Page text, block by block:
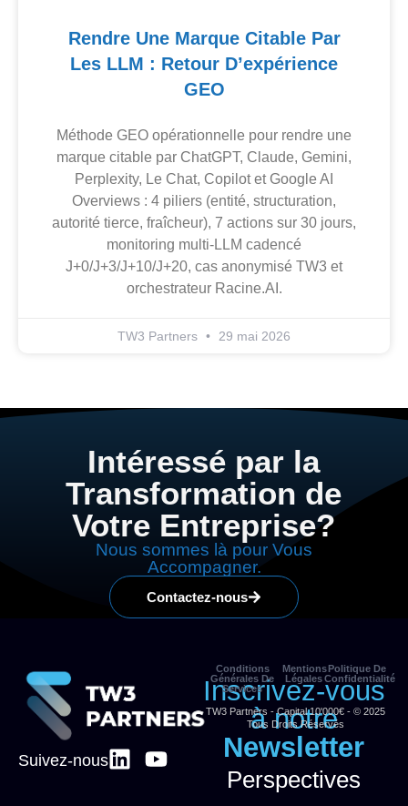
Rendre Une Marque Citable Par
Les LLM : Retour D’expérience
GEO
Méthode GEO opérationnelle pour rendre une
marque citable par ChatGPT, Claude, Gemini,
Perplexity, Le Chat, Copilot et Google AI
Overviews : 4 piliers (entité, structuration,
autorité tierce, fraîcheur), 7 actions sur 30 jours,
monitoring multi-LLM cadencé
J+0/J+3/J+10/J+20, cas anonymisé TW3 et
orchestrateur Racine.AI.
TW3 Partners 29 mai 2026
Intéressé par la
Transformation de
Votre Entreprise?
Nous sommes là pour Vous
Accompagner.
Contactez-nous
Suivez-nous
Inscrivez-vous
à notre
Newsletter
Perspectives
Conditions
Générales De
Services
Mentions
Légales
Politique De
Confidentialité
TW3 Partners - Capital 10'000€ - © 2025
Tous Droits Réservés